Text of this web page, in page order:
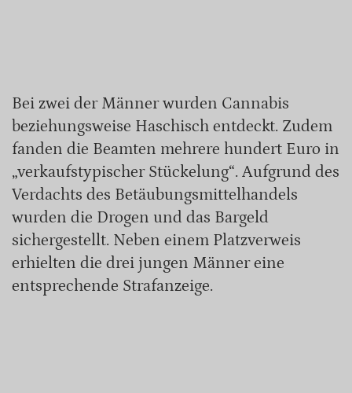
Bei zwei der Männer wurden Cannabis
beziehungsweise Haschisch entdeckt. Zudem
fanden die Beamten mehrere hundert Euro in
„verkaufstypischer Stückelung“. Aufgrund des
Verdachts des Betäubungsmittelhandels
wurden die Drogen und das Bargeld
sichergestellt. Neben einem Platzverweis
erhielten die drei jungen Männer eine
entsprechende Strafanzeige.